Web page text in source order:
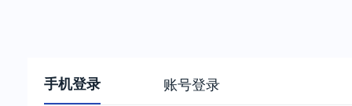
手机登录 账号登录